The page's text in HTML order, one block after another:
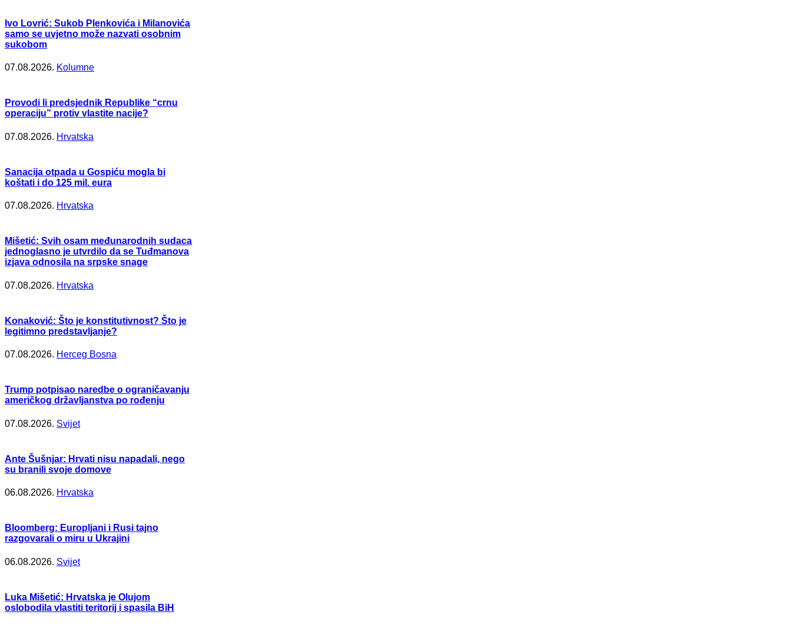
Ivo Lovrić: Sukob Plenkovića i Milanovića
samo se uvjetno može nazvati osobnim
sukobom
07.08.2026. Kolumne
Provodi li predsjednik Republike “crnu
operaciju” protiv vlastite nacije?
07.08.2026. Hrvatska
Sanacija otpada u Gospiću mogla bi
koštati i do 125 mil. eura
07.08.2026. Hrvatska
Mišetić: Svih osam međunarodnih sudaca
jednoglasno je utvrdilo da se Tuđmanova
izjava odnosila na srpske snage
07.08.2026. Hrvatska
Konaković: Što je konstitutivnost? Što je
legitimno predstavljanje?
07.08.2026. Herceg Bosna
Trump potpisao naredbe o ograničavanju
američkog državljanstva po rođenju
07.08.2026. Svijet
Ante Šušnjar: Hrvati nisu napadali, nego
su branili svoje domove
06.08.2026. Hrvatska
Bloomberg: Europljani i Rusi tajno
razgovarali o miru u Ukrajini
06.08.2026. Svijet
Luka Mišetić: Hrvatska je Olujom
oslobodila vlastiti teritorij i spasila BiH